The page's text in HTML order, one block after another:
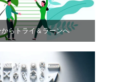
からトライ＆ラーンへ